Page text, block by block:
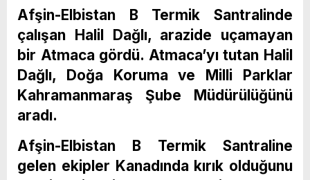
Afşin-Elbistan B Termik Santralinde
çalışan Halil Dağlı, arazide uçamayan
bir Atmaca gördü. Atmaca’yı tutan Halil
Dağlı, Doğa Koruma ve Milli Parklar
Kahramanmaraş Şube Müdürülüğünü
aradı.
Afşin-Elbistan B Termik Santraline
gelen ekipler Kanadında kırık olduğunu